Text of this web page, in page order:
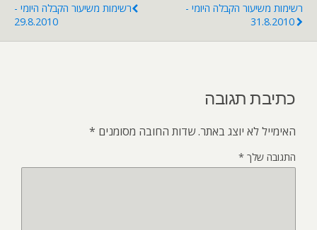
רשימות משיעור הקבלה היומי -
29.8.2010
רשימות משיעור הקבלה היומי -
31.8.2010
כתיבת תגובה
האימייל לא יוצג באתר.שדות החובה מסומנים *
התגובה שלך *